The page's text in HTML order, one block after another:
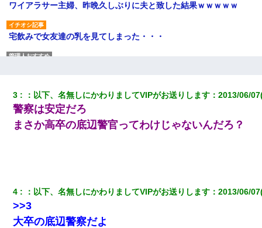
ワイアラサー主婦、昨晩久しぶりに夫と致した結果ｗｗｗｗｗ
宅飲みで女友達の乳を見てしまった・・・
【身体で払わせて】女友達「ごめん、何も言わずにお金貸してく
ださい……」俺「いいよ！いくら？」女友達「10万円ぐら
い……」俺「ほい！10万！」→
書店「息子さんが万引きしました」私「はっ？(息子目の前にいる
し…)うちの子ではないので迎えに行きません」→息子を名乗って
た人物の正体が判明するも・・・
3 ： 以下、名無しにかわりましてVIPがお送りします ：2013/06/
警察は安定だろ
まさか高卒の底辺警官ってわけじゃないんだろ？
4 ： 以下、名無しにかわりましてVIPがお送りします ：2013/06/
>>3
大卒の底辺警察だよ